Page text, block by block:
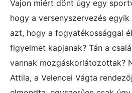
Vajon miért dönt úgy egy
hogy a versenyszervezés
azt, hogy a fogyatékossággal
figyelmet kapjanak? Tán a
vannak mozgáskorlátozottak?
Attila, a Velencei Vágta